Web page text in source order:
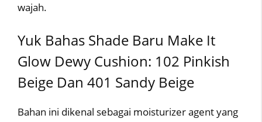
wajah.
Yuk Bahas Shade Baru Make It
Glow Dewy Cushion: 102 Pinkish
Beige Dan 401 Sandy Beige
Bahan ini dikenal sebagai moisturizer agent yang